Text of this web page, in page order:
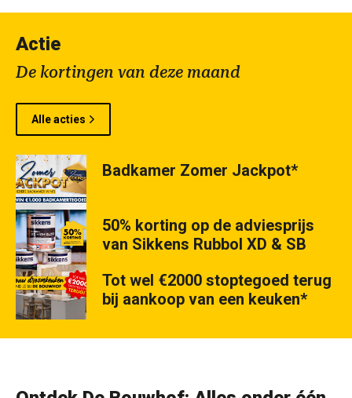
Actie
De kortingen van deze maand
Alle acties
Badkamer Zomer Jackpot*
50% korting op de adviesprijs
van Sikkens Rubbol XD & SB
Tot wel €2000 stoptegoed terug
bij aankoop van een keuken*